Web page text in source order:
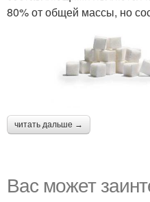
80% от общей массы, но
читать дальше →
Вас может